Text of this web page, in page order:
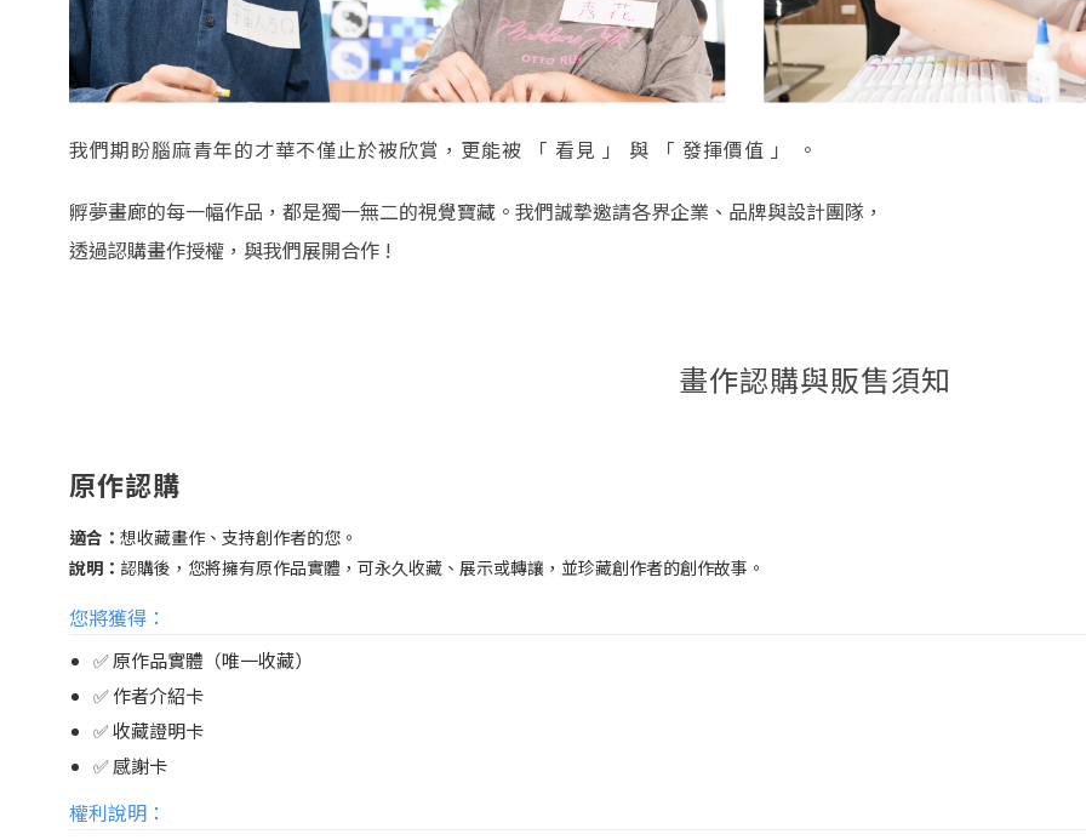
我們期盼腦麻青年的才華不僅止於被欣賞，更能被 「 看見 」 與 「 發揮價值 」 。
孵夢畫廊的每一幅作品，都是獨一無二的視覺寶藏。我們誠摯邀請各界企業、品牌與設計團隊，
透過認購畫作授權，與我們展開合作 !
畫作認購與販售須知
原作認購
適合： 想收藏畫作、支持創作者的您。
說明： 認購後，您將擁有原作品實體，可永久收藏、展示或轉讓，並珍藏創作者的創作故事。
您將獲得：
✅ 原作品實體（唯一收藏）
✅ 作者介紹卡
✅ 收藏證明卡
✅ 感謝卡
權利說明：